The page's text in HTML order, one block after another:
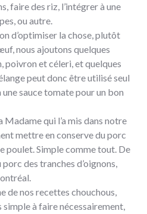
faire des riz, l’intégrer à une
ou autre.
d’optimiser la chose, plutôt
nous ajoutons quelques
poivron et céleri, et quelques
peut donc être utilisé seul
sauce tomate pour un bon
Madame qui l’a mis dans notre
mettre en conserve du porc
poulet. Simple comme tout. De
des tranches d’oignons,
de nos recettes chouchous,
simple à faire nécessairement,